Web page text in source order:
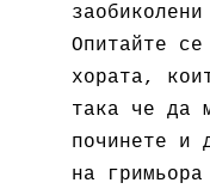
Опитайте
хората,
така че да
починете и
на